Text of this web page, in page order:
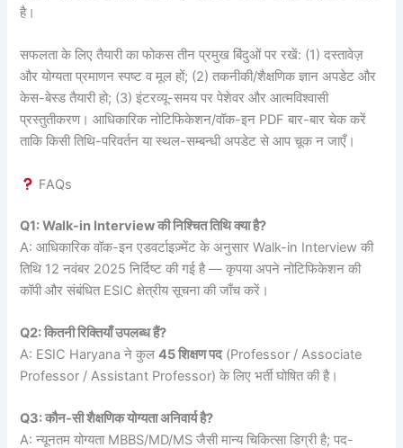
है।
सफलता के लिए तैयारी का फोकस तीन प्रमुख बिंदुओं पर रखें: (1) दस्तावेज़
और योग्यता प्रमाणन स्पष्ट व मूल हों; (2) तकनीकी/शैक्षणिक ज्ञान अपडेट और
केस-बेस्ड तैयारी हो; (3) इंटरव्यू-समय पर पेशेवर और आत्मविश्वासी
प्रस्तुतीकरण। आधिकारिक नोटिफिकेशन/वॉक-इन PDF बार-बार चेक करें
ताकि किसी तिथि-परिवर्तन या स्थल-सम्बन्धी अपडेट से आप चूक न जाएँ।
FAQs
Q1: Walk-in Interview की निश्चित तिथि क्या है?
A: आधिकारिक वॉक-इन एडवर्टाइज़्मेंट के अनुसार Walk-in Interview की
तिथि 12 नवंबर 2025 निर्दिष्ट की गई है — कृपया अपने नोटिफिकेशन की
कॉपी और संबंधित ESIC क्षेत्रीय सूचना की जाँच करें।
Q2: कितनी रिक्तियाँ उपलब्ध हैं?
A: ESIC Haryana ने कुल45 शिक्षण पद(Professor / Associate
Professor / Assistant Professor) के लिए भर्ती घोषित की है।
Q3: कौन-सी शैक्षणिक योग्यता अनिवार्य है?
A: न्यूनतम योग्यता MBBS/MD/MS जैसी मान्य चिकित्सा डिग्री है; पद-